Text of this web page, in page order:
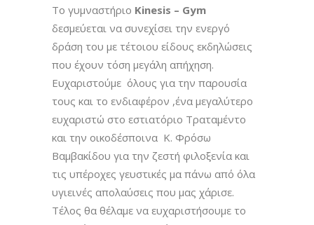
Το γυμναστήριο Kinesis – Gym
δεσμεύεται να συνεχίσει την ενεργό
δράση του με τέτοιου είδους εκδηλώσεις
που έχουν τόση μεγάλη απήχηση.
Ευχαριστούμε όλους για την παρουσία
τους και το ενδιαφέρον ,ένα μεγαλύτερο
ευχαριστώ στο εστιατόριο Τραταμέντο
και την οικοδέσποινα Κ. Φρόσω
Βαμβακίδου για την ζεστή φιλοξενία και
τις υπέροχες γευστικές μα πάνω από όλα
υγιεινές απολαύσεις που μας χάρισε.
Τέλος θα θέλαμε να ευχαριστήσουμε το